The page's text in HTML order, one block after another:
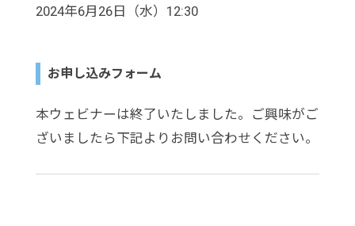
2024年6月26日（水）12:30
お申し込みフォーム
本ウェビナーは終了いたしました。ご興味がご
ざいましたら下記よりお問い合わせください。